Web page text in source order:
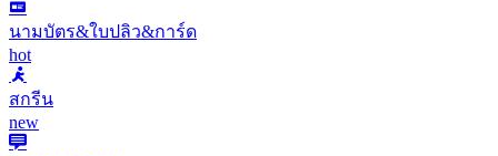
นามบัตร&ใบปลิว&การ์ด
hot
สกรีน
new